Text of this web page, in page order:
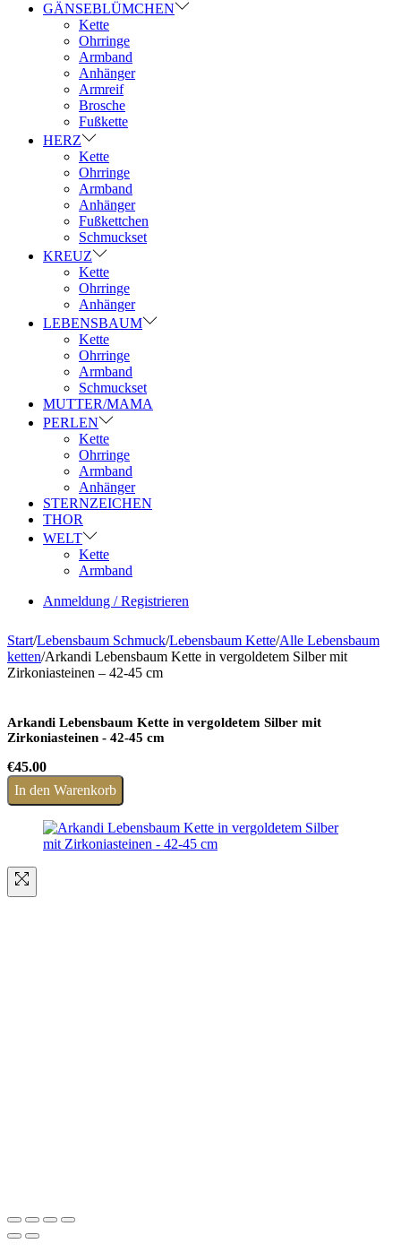
GÄNSEBLÜMCHEN
Kette
Ohrringe
Armband
Anhänger
Armreif
Brosche
Fußkette
HERZ
Kette
Ohrringe
Armband
Anhänger
Fußkettchen
Schmuckset
KREUZ
Kette
Ohrringe
Anhänger
LEBENSBAUM
Kette
Ohrringe
Armband
Schmuckset
MUTTER/MAMA
PERLEN
Kette
Ohrringe
Armband
Anhänger
STERNZEICHEN
THOR
WELT
Kette
Armband
Anmeldung / Registrieren
Start/Lebensbaum Schmuck/Lebensbaum Kette/Alle Lebensbaum
ketten/Arkandi Lebensbaum Kette in vergoldetem Silber mit
Zirkoniasteinen – 42-45 cm
Arkandi Lebensbaum Kette in vergoldetem Silber mit
Zirkoniasteinen - 42-45 cm
€45.00
In den Warenkorb